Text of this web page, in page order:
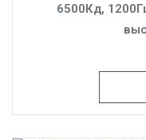
6500Кд,